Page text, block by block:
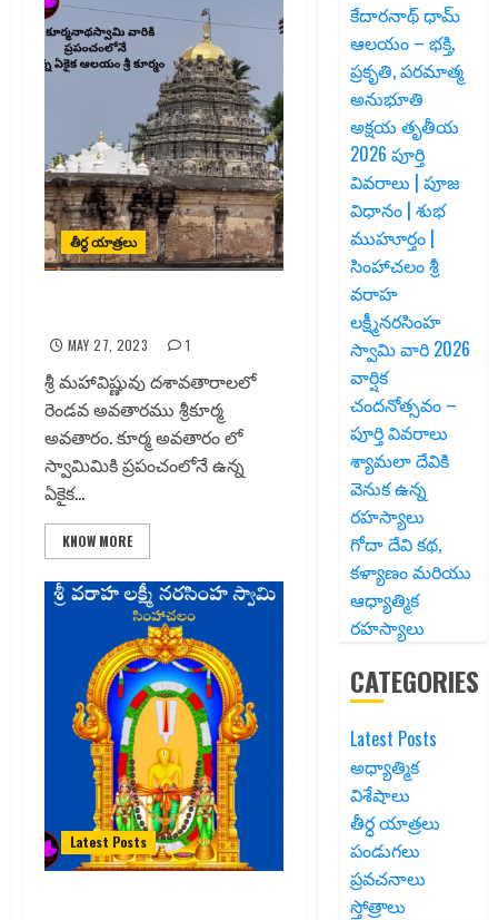
తీర్ధ యాత్రలు
MAY 27, 2023 1
శ్రీ మహావిష్ణువు దశావతారాలలో
రెండవ అవతారము శ్రీకూర్మ
అవతారం. కూర్మ అవతారం లో
స్వామిమికి ప్రపంచంలోనే ఉన్న
ఏకైక...
KNOW MORE
Latest Posts
కేదారనాథ్ ధామ్
ఆలయం – భక్తి,
ప్రకృతి, పరమాత్మ
అనుభూతి
అక్షయ తృతీయ
2026 పూర్తి
వివరాలు | పూజ
విధానం | శుభ
ముహూర్తం |
సింహాచలం శ్రీ
వరాహ
లక్ష్మీనరసింహ
స్వామి వారి 2026
వార్షిక
చందనోత్సవం –
పూర్తి వివరాలు
శ్యామలా దేవికి
వెనుక ఉన్న
రహస్యాలు
గోదా దేవి కథ,
కళ్యాణం మరియు
ఆధ్యాత్మిక
రహస్యాలు
CATEGORIES
Latest Posts
అధ్యాత్మిక
విశేషాలు
తీర్ధ యాత్రలు
పండుగలు
ప్రవచనాలు
స్తోత్రాలు